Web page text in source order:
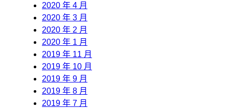
2020 年 4 月
2020 年 3 月
2020 年 2 月
2020 年 1 月
2019 年 11 月
2019 年 10 月
2019 年 9 月
2019 年 8 月
2019 年 7 月